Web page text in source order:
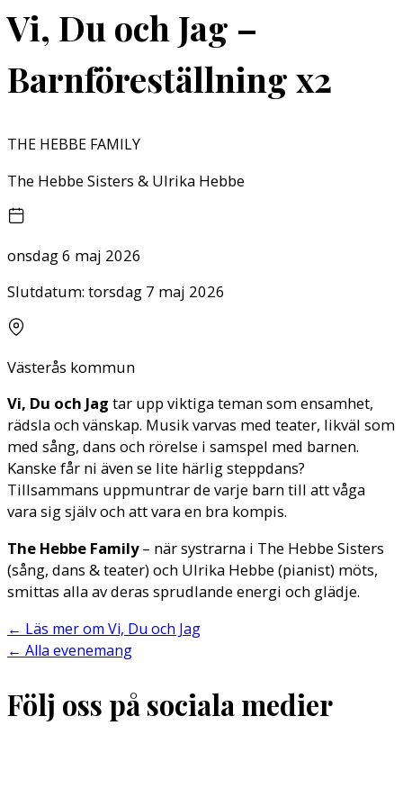
Vi, Du och Jag –
Barnföreställning x2
THE HEBBE FAMILY
The Hebbe Sisters & Ulrika Hebbe
onsdag 6 maj 2026
Slutdatum: torsdag 7 maj 2026
Västerås kommun
Vi, Du och Jag tar upp viktiga teman som ensamhet,
rädsla och vänskap. Musik varvas med teater, likväl som
med sång, dans och rörelse i samspel med barnen.
Kanske får ni även se lite härlig steppdans?
Tillsammans uppmuntrar de varje barn till att våga
vara sig själv och att vara en bra kompis.
The Hebbe Family– när systrarna i The Hebbe Sisters
(sång, dans & teater) och Ulrika Hebbe (pianist) möts,
smittas alla av deras sprudlande energi och glädje.
← Läs mer om Vi, Du och Jag
← Alla evenemang
Följ oss på sociala medier